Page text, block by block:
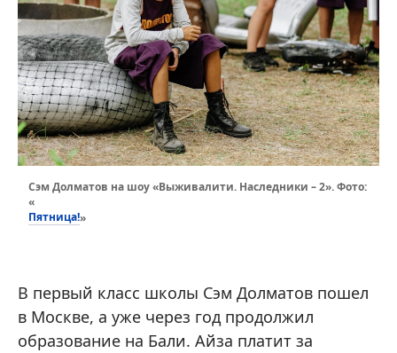
Сэм Долматов на шоу «Выживалити. Наследники – 2». Фото:
«
Пятница!»
В первый класс школы Сэм Долматов пошел
в Москве, а уже через год продолжил
образование на Бали. Айза платит за